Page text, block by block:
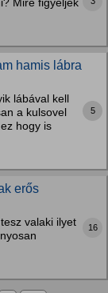
Mire figyeljek
hamis lábra
lábával kell
a kulsovel
hogy is
5
erős
valaki ilyet
16